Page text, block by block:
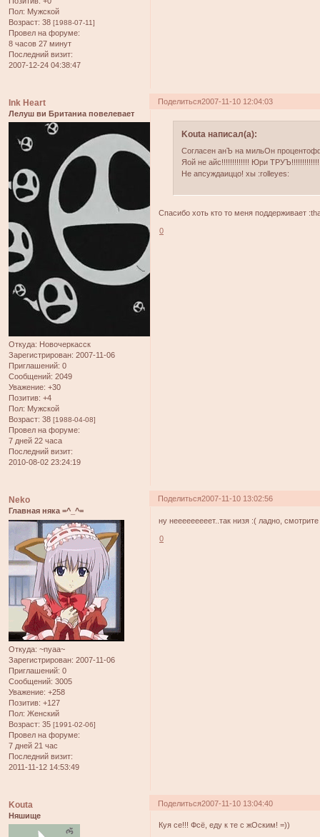
Пол: Мужской
Возраст: 38 [1988-07-11]
Провел на форуме:
8 часов 27 минут
Последний визит:
2007-12-24 04:38:47
Поделиться2007-11-10 12:04:03
Ink Heart
Лелуш ви Британиа повелевает
Откуда: Новочеркасск
Зарегистрирован: 2007-11-06
Приглашений: 0
Сообщений: 2049
Уважение: +30
Позитив: +4
Пол: Мужской
Возраст: 38 [1988-04-08]
Провел на форуме:
7 дней 22 часа
Последний визит:
2010-08-02 23:24:19
Kouta написал(а):
Согласен анЪ на мильОн
Яой не айс!!!!!!!!!!!!! Юри
Не апсуждаиццо! хы :rolleyes:
Спасибо хоть кто то меня поддерживает
0
Поделиться2007-11-10 13:02:56
Neko
Главная няка =^_^=
Откуда: ~nyaa~
Зарегистрирован: 2007-11-06
Приглашений: 0
Сообщений: 3005
Уважение: +258
Позитив: +127
Пол: Женский
Возраст: 35 [1991-02-06]
Провел на форуме:
7 дней 21 час
Последний визит:
2011-11-12 14:53:49
ну нееееееееет..так низя :( ладно,
0
Поделиться2007-11-10 13:04:40
Kouta
Няшище
Куя се!!! Фсё, еду к те с жОским! =))